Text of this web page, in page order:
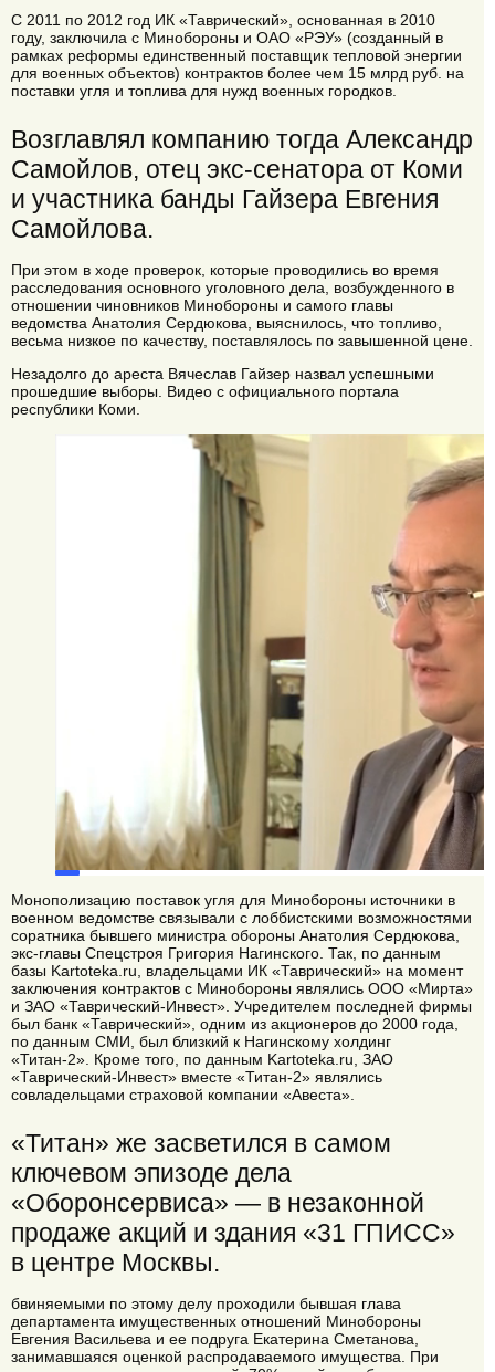
С 2011 по 2012 год ИК «Таврический», основанная в 2010
году, заключила с Минобороны и ОАО «РЭУ» (созданный в
рамках реформы единственный поставщик тепловой энергии
для военных объектов) контрактов более чем 15 млрд руб. на
поставки угля и топлива для нужд военных городков.
Возглавлял компанию тогда Александр
Самойлов, отец экс-сенатора от Коми
и участника банды Гайзера Евгения
Самойлова.
При этом в ходе проверок, которые проводились во время
расследования основного уголовного дела, возбужденного в
отношении чиновников Минобороны и самого главы
ведомства Анатолия Сердюкова, выяснилось, что топливо,
весьма низкое по качеству, поставлялось по завышенной цене.
Незадолго до ареста Вячеслав Гайзер назвал успешными
прошедшие выборы. Видео с официального портала
республики Коми.
00:07/ 03:25
Монополизацию поставок угля для Минобороны источники в
военном ведомстве связывали с лоббистскими возможностями
соратника бывшего министра обороны Анатолия Сердюкова,
экс-главы Спецстроя Григория Нагинского. Так, по данным
базы Kartoteka.ru, владельцами ИК «Таврический» на момент
заключения контрактов с Минобороны являлись ООО «Мирта»
и ЗАО «Таврический-Инвест». Учредителем последней фирмы
был банк «Таврический», одним из акционеров до 2000 года,
по данным СМИ, был близкий к Нагинскому холдинг
«Титан-2». Кроме того, по данным Kartoteka.ru, ЗАО
«Таврический-Инвест» вместе «Титан-2» являлись
совладельцами страховой компании «Авеста».
«Титан» же засветился в самом
ключевом эпизоде дела
«Оборонсервиса» — в незаконной
продаже акций и здания «31 ГПИСС»
в центре Москвы.
бвиняемыми по этому делу проходили бывшая глава
департамента имущественных отношений Минобороны
Евгения Васильева и ее подруга Екатерина Сметанова,
занимавшаяся оценкой распродаваемого имущества. При